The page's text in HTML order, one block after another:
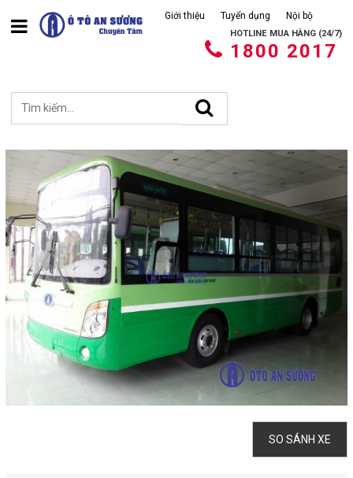
Giới thiệu Tuyển dụng Nội bộ
HOTLINE MUA HÀNG (24/7)
1800 2017
SO SÁNH XE